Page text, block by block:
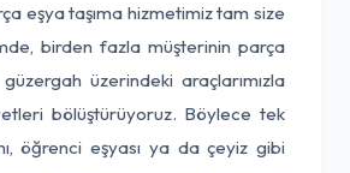
eşya taşıma hizmetimiz tam size
birden fazla müşterinin parça
güzergah üzerindeki araçlarımızla
bölüştürüyoruz. Böylece tek
öğrenci eşyası ya da çeyiz gibi